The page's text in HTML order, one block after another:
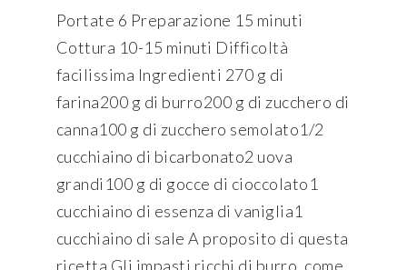
Portate 6 Preparazione 15 minuti
Cottura 10-15 minuti Difficoltà
facilissima Ingredienti 270 g di
farina200 g di burro200 g di zucchero di
canna100 g di zucchero semolato1/2
cucchiaino di bicarbonato2 uova
grandi100 g di gocce di cioccolato1
cucchiaino di essenza di vaniglia1
cucchiaino di sale A proposito di questa
ricetta Gli impasti ricchi di burro, come